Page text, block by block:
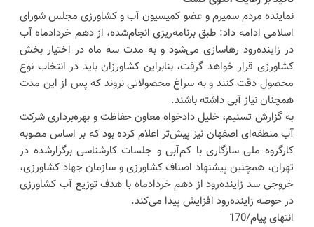
نماینده مردم سمیرم و عضو کمیسیون آب و کشاورزی مجلس شورای
اسلامی ادامه داد: طبق برنامه‌ریزی انجام‌شده، از دهم خردادماه آب
در زاینده‌رود رهاسازی می‌شود و به مدت سه ماه در اختیار بخش
کشاورزی قرار خواهد گرفت، بنابراین کشاورزان باید در انتخاب نوع
محصول دقت کنند و به سراغ محصولاتی نروند که پس از این مدت
همچنان نیاز آبی داشته باشند.
به گزارش تسنیم، خلیل دادخواه معاون حفاظت و بهره‌برداری شرکت
آب منطقه‌ای اصفهان نیز پیش‌تر اعلام کرده بود که بر اساس مصوبه
کارگروه ملی سازگاری با کم‌آبی و جلسات کارشناسی برگزارشده در
تهران، همچنین پیشنهاد اصناف کشاورزی و سازمان جهاد کشاورزی،
خروجی سد زاینده‌رود از دهم خردادماه با هدف توزیع آب کشاورزی
در حوضه زاینده‌رود افزایش پیدا می‌کند.
انتهای پیام/170